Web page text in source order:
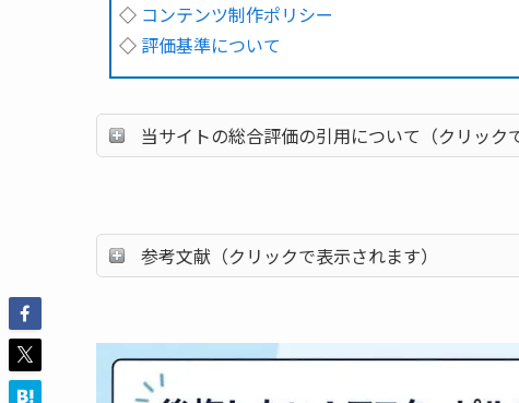
◇ コンテンツ制作ポリシー
◇ 評価基準について
当サイトの総合評価の引用について（クリック
参考文献（クリックで表示されます）